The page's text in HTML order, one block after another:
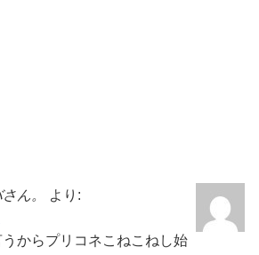
ん。 より:
からプリコネこねこねし始